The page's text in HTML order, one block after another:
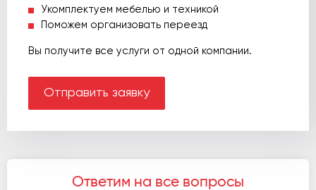
Укомплектуем мебелью и техникой
Поможем организовать переезд
Вы получите все услуги от одной компании.
Отправить заявку
Ответим на все вопросы